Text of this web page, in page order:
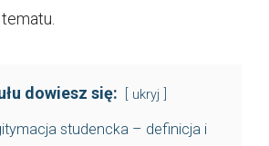
dowiesz się: ukryj
studencka – definicja i